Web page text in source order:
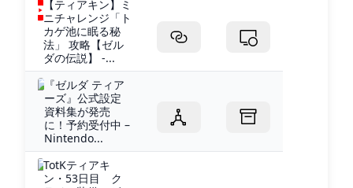
【ティアキン】ミ
ニチャレンジ「ト
カゲ池に眠る秘
法」 攻略【ゼル
ダの伝説】 -...
『ゼルダ ティア
ーズ』公式設定
資料集が発売
に！予約受付中 –
Nintendo...
TotKティアキ
ン・53日目 ク